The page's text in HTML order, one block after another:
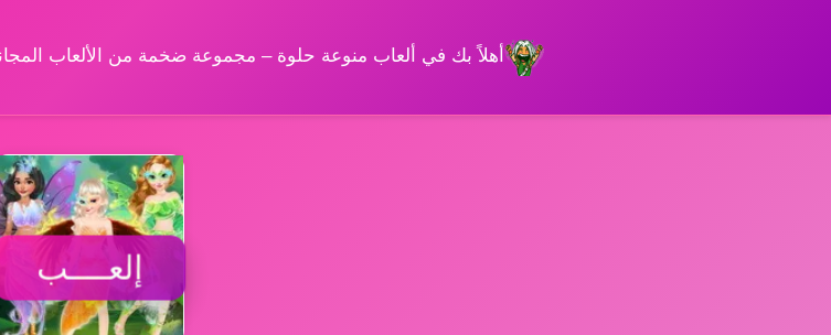
أهلاً بك في ألعاب منوعة حلوة – مجموعة ضخمة من الألعاب
إلعــــب